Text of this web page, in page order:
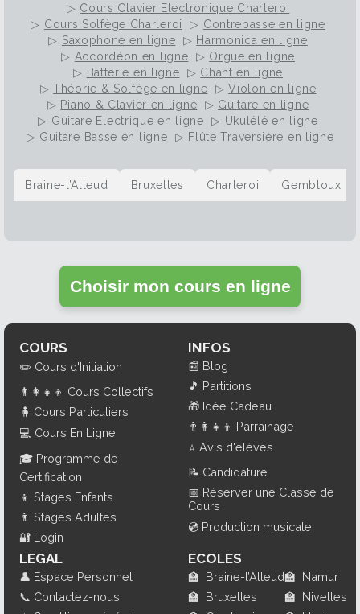
▷ Cours Clavier Electronique Charleroi
▷ Cours Solfège Charleroi ▷ Contrebasse en ligne
▷ Saxophone en ligne ▷ Harmonica en ligne
▷ Accordéon en ligne ▷ Orgue en ligne
▷ Batterie en ligne ▷ Chant en ligne
▷Théorie & Solfège en ligne ▷Violon en ligne
▷ Piano & Clavier en ligne ▷ Guitare en ligne
▷ Guitare Electrique en ligne ▷ Ukulélé en ligne
▷ Guitare Basse en ligne ▷ Flûte Traversière en ligne
Braine-l’Alleud Bruxelles Charleroi Gembloux
Choisir mon cours en ligne
COURS
✏️ Cours d'Initiation
👨‍👩‍👧‍👦 Cours Collectifs
🧍 Cours Particuliers
💻 Cours En Ligne
🎓 Programme de
Certification
👦 Stages Enfants
👨 Stages Adultes
🔐 Login
INFOS
📰 Blog
🎵 Partitions
🎁 Idée Cadeau
👨‍👩‍👧‍👦 Parrainage
⭐ Avis d'élèves
📝 Candidature
📅 Réserver une Classe de
Cours
💿 Production musicale
LEGAL
👤 Espace Personnel
📞 Contactez-nous
ECOLES
🏫 Braine-l’Alleud
🏫 Bruxelles
🏫 Namur
🏫 Nivelles